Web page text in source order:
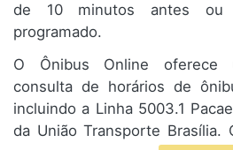
de 10 minutos antes ou
programado.
O Ônibus Online oferece
consulta de horários de
incluindo a Linha 5003.1
da União Transporte Brasília.